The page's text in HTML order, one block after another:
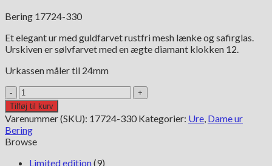
Bering 17724-330
Et elegant ur med guldfarvet rustfri mesh lænke og safirglas.
Urskiven er sølvfarvet med en ægte diamant klokken 12.
Urkassen måler til 24mm
Bering
17724-
330
antal
Tilføj til kurv
Varenummer (SKU): 17724-330 Kategorier: Ure, Dame ur
Bering
Browse
Limited edition(9)